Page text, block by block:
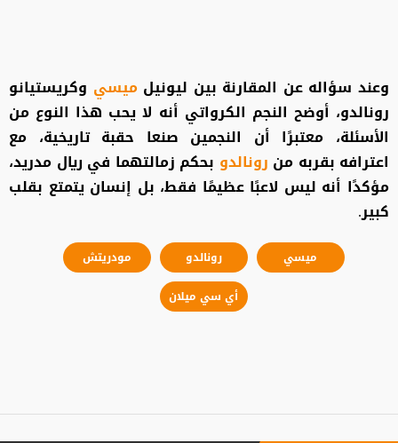
وعند سؤاله عن المقارنة بين ليونيل ميسي وكريستيانو
رونالدو، أوضح النجم الكرواتي أنه لا يحب هذا النوع من
الأسئلة، معتبرًا أن النجمين صنعا حقبة تاريخية، مع
اعترافه بقربه من رونالدو بحكم زمالتهما في ريال مدريد،
مؤكدًا أنه ليس لاعبًا عظيمًا فقط، بل إنسان يتمتع بقلب
كبير.
ميسي رونالدو
مودريتش
أي سي ميلان